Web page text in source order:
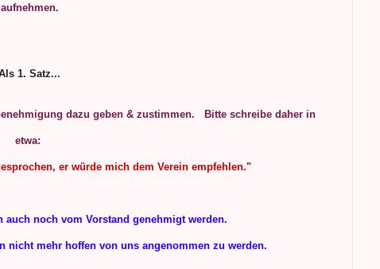
aufnehmen.
1. Satz...
dazu geben & zustimmen. Bitte schreibe daher in
etwa:
er würde mich dem Verein empfehlen."
noch vom Vorstand genehmigt werden.
nicht mehr hoffen von uns angenommen zu werden.